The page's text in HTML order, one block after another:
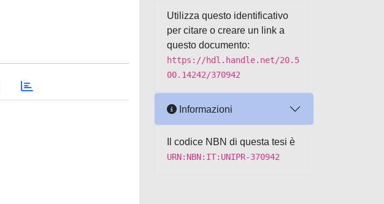
Utilizza questo identificativo
per citare o creare un link a
questo documento:
https://hdl.handle.net/20.5
00.14242/370942
Informazioni
Il codice NBN di questa tesi è
URN:NBN:IT:UNIPR-370942